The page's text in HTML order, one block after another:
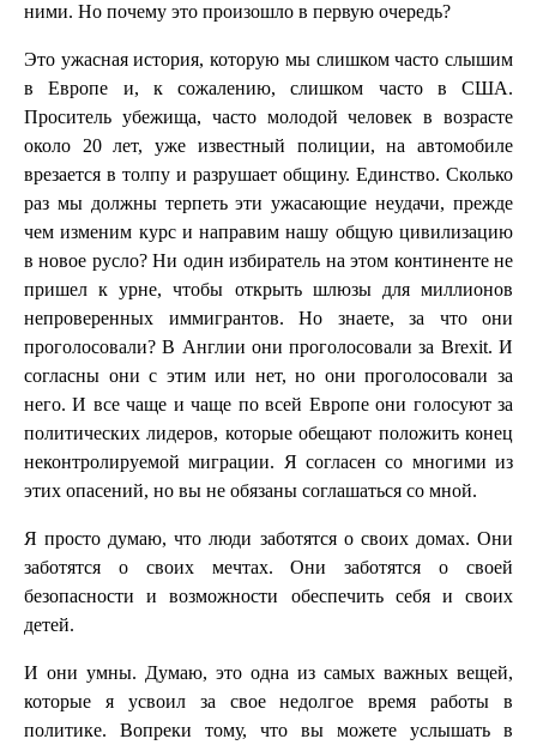
ними. Но почему это произошло в первую очередь?
Это ужасная история, которую мы слишком часто слышим
в Европе и, к сожалению, слишком часто в США.
Проситель убежища, часто молодой человек в возрасте
около 20 лет, уже известный полиции, на автомобиле
врезается в толпу и разрушает общину. Единство. Сколько
раз мы должны терпеть эти ужасающие неудачи, прежде
чем изменим курс и направим нашу общую цивилизацию
в новое русло? Ни один избиратель на этом континенте не
пришел к урне, чтобы открыть шлюзы для миллионов
непроверенных иммигрантов. Но знаете, за что они
проголосовали? В Англии они проголосовали за Brexit. И
согласны они с этим или нет, но они проголосовали за
него. И все чаще и чаще по всей Европе они голосуют за
политических лидеров, которые обещают положить конец
неконтролируемой миграции. Я согласен со многими из
этих опасений, но вы не обязаны соглашаться со мной.
Я просто думаю, что люди заботятся о своих домах. Они
заботятся о своих мечтах. Они заботятся о своей
безопасности и возможности обеспечить себя и своих
детей.
И они умны. Думаю, это одна из самых важных вещей,
которые я усвоил за свое недолгое время работы в
политике. Вопреки тому, что вы можете услышать в